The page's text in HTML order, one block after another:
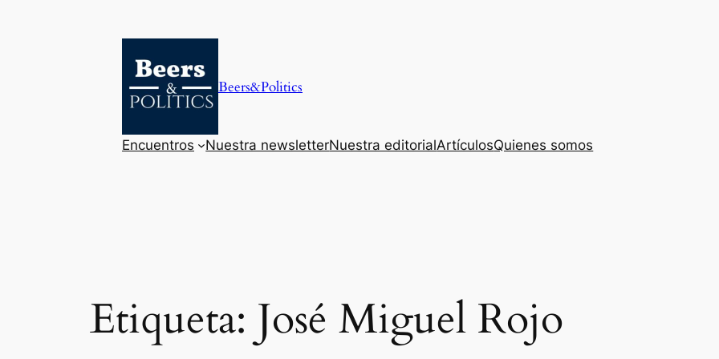
Beers&Politics
Encuentros Nuestra newsletterNuestra editorialArtículosQuienes somos
Etiqueta: José Miguel Rojo